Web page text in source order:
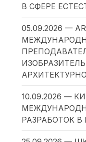
В СФЕРЕ
05.09.2026 —
10.09.2026 —
РАЗРАБОТОК